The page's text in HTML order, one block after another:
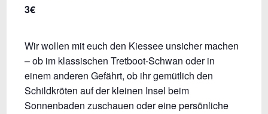
3€
Wir wollen mit euch den Kiessee unsicher machen
– ob im klassischen Tretboot-Schwan oder in
einem anderen Gefährt, ob ihr gemütlich den
Schildkröten auf der kleinen Insel beim
Sonnenbaden zuschauen oder eine persönliche